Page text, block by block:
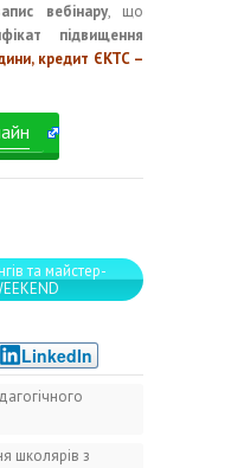
вебінару, що
підвищення
кредит ЄКТС –
та майстер-
LinkedIn
школярів з